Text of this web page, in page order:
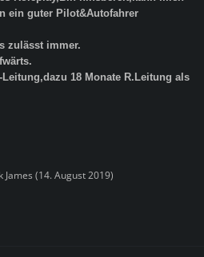
ein guter Pilot&Autofahrer
zulässt immer.
18 Monate R.Leitung als
James (14. August 2019)